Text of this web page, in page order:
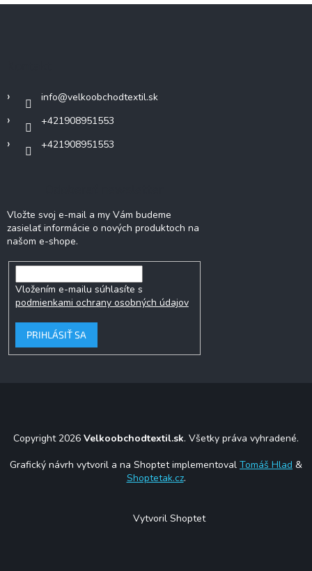
info@velkoobchodtextil.sk
+421908951553
+421908951553
Vložte svoj e-mail a my Vám budeme
zasielať informácie o nových produktoch na
našom e-shope.
Vložením e-mailu súhlasíte s
podmienkami ochrany osobných údajov
PRIHLÁSIŤ SA
Copyright 2026 Velkoobchodtextil.sk. Všetky práva vyhradené.
Grafický návrh vytvoril a na Shoptet implementoval Tomáš Hlad &
Shoptetak.cz.
Vytvoril Shoptet